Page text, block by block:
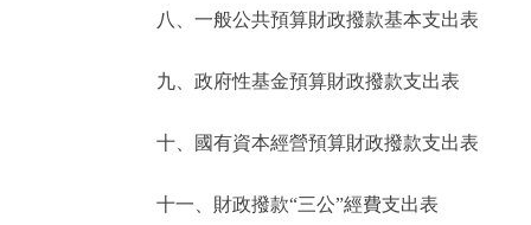
八、一般公共預算財政撥款基本支出表
九、政府性基金預算財政撥款支出表
十、國有資本經營預算財政撥款支出表
十一、財政撥款“三公”經費支出表